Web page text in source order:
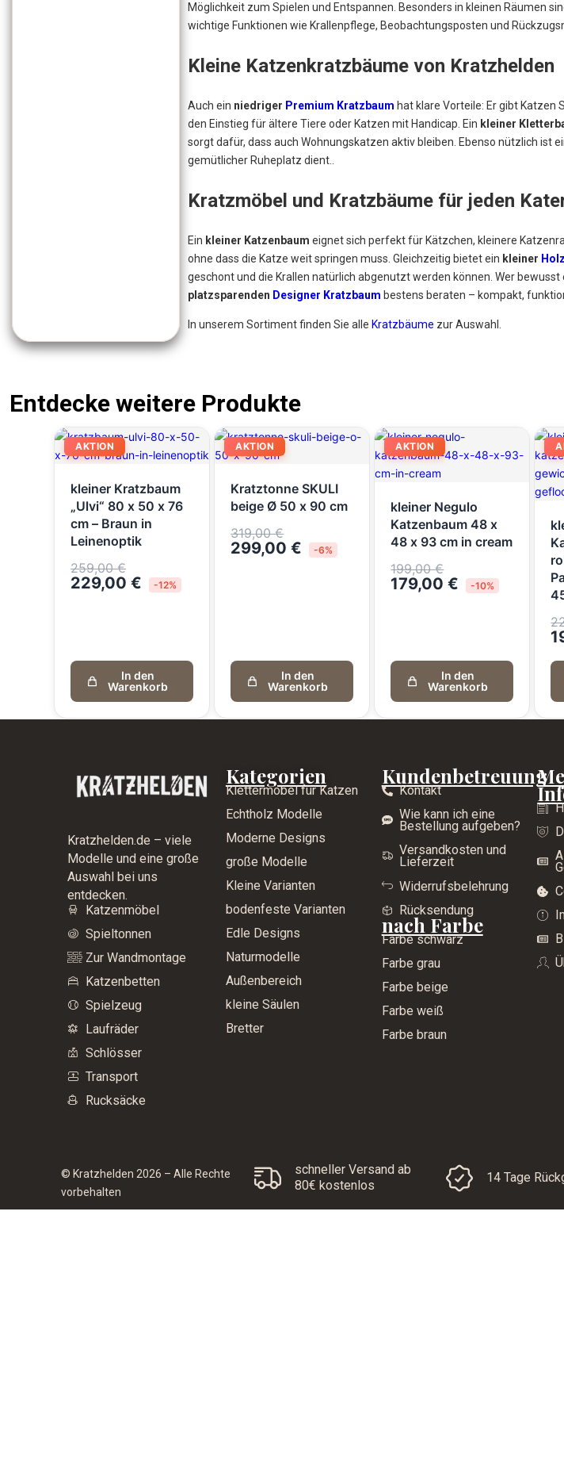
Möglichkeit zum Spielen und Entspannen. Besonders in kleinen Räumen
wichtige Funktionen wie Krallenpflege, Beobachtungsposten und
Kleine Katzenkratzbäume von Kratzhelden
Auch ein niedriger Premium Kratzbaum hat klare Vorteile: Er gibt Katzen
den Einstieg für ältere Tiere oder Katzen mit Handicap. Ein kleiner
sorgt dafür, dass auch Wohnungskatzen aktiv bleiben. Ebenso nützlich ist
gemütlicher Ruheplatz dient..
Kratzmöbel und Kratzbäume für jeden
Ein kleiner Katzenbaum eignet sich perfekt für Kätzchen, kleinere
ohne dass die Katze weit springen muss. Gleichzeitig bietet ein kleiner
geschont und die Krallen natürlich abgenutzt werden können. Wer
platzsparenden Designer Kratzbaum bestens beraten – kompakt,
In unserem Sortiment finden Sie alle Kratzbäume zur Auswahl.
Entdecke weitere Produkte
AKTION
kleiner Kratzbaum
„Ulvi“ 80 x 50 x 76
cm – Braun in
Leinenoptik
259,00€
229,00€ -12%
In den
Warenkorb
AKTION
Kratztonne SKULI
beige Ø 50 x 90 cm
319,00€
299,00€ -6%
In den
Warenkorb
AKTION
kleiner Negulo
Katzenbaum 48 x
48 x 93 cm in cream
199,00€
179,00€ -10%
In den
Warenkorb
Kratzhelden.de – viele
Modelle und eine große
Auswahl bei uns
entdecken.
Katzenmöbel
Spieltonnen
Zur Wandmontage
Katzenbetten
Spielzeug
Laufräder
Schlösser
Transport
Rucksäcke
Kategorien
Klettermöbel für Katzen
Echtholz Modelle
Moderne Designs
große Modelle
Kleine Varianten
bodenfeste Varianten
Edle Designs
Naturmodelle
Außenbereich
kleine Säulen
Bretter
Kundenbetreuung
Kontakt
Wie kann ich eine
Bestellung aufgeben?
Versandkosten und
Lieferzeit
Widerrufsbelehrung
Rücksendung
nach Farbe
Farbe schwarz
Farbe grau
Farbe beige
Farbe weiß
Farbe braun
© Kratzhelden 2026 – Alle Rechte
vorbehalten
schneller Versand ab
80€ kostenlos
14 Tage